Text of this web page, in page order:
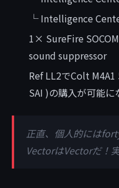
└ Intelligence
1× SureFire
sound suppressor
Ref LL2でColt
SAI )の購入が可能に
正直、個人的には
VectorはVectorだ！